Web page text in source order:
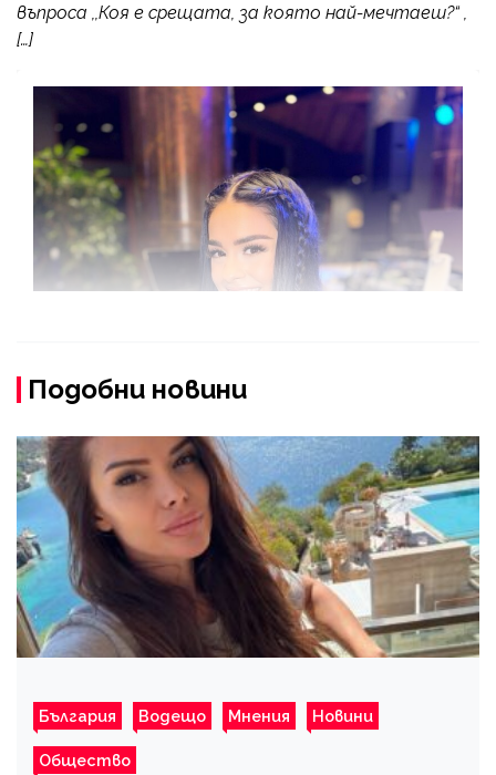
въпроса ,,Коя е срещата, за която най-мечтаеш?“ ,
[…]
Подобни новини
България Водещо Мнения Новини
Общество